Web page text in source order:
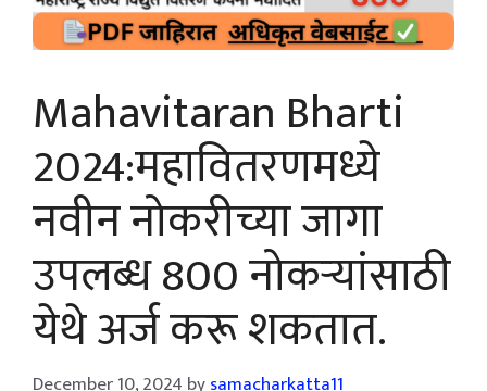
Mahavitaran Bharti
2024:महावितरणमध्ये
नवीन नोकरीच्या जागा
उपलब्ध 800 नोकऱ्यांसाठी
येथे अर्ज करू शकतात.
December 10, 2024 bysamacharkatta11